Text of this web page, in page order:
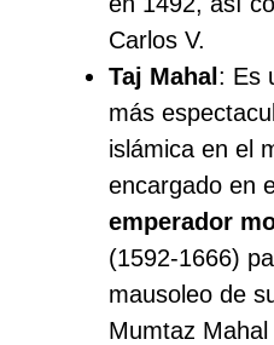
Carlos V.
Taj Mahal : Es
más
islámica en el
encargado en
emperador
(1592-1666)
mausoleo de
Mumtaz